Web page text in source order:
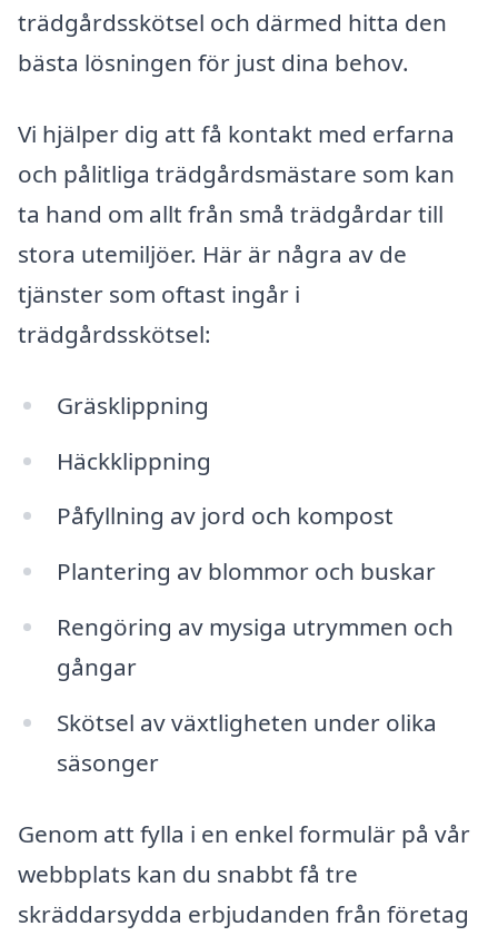
trädgårdsskötsel och därmed hitta den
bästa lösningen för just dina behov.
Vi hjälper dig att få kontakt med erfarna
och pålitliga trädgårdsmästare som kan
ta hand om allt från små trädgårdar till
stora utemiljöer. Här är några av de
tjänster som oftast ingår i
trädgårdsskötsel:
Gräsklippning
Häckklippning
Påfyllning av jord och kompost
Plantering av blommor och buskar
Rengöring av mysiga utrymmen och
gångar
Skötsel av växtligheten under olika
säsonger
Genom att fylla i en enkel formulär på vår
webbplats kan du snabbt få tre
skräddarsydda erbjudanden från företag